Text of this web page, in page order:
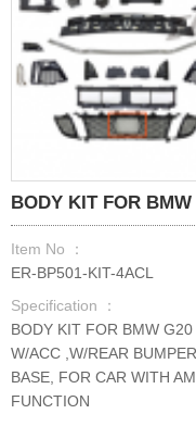
BODY KIT FOR
Item No ：
ER-BP501-KIT-4ACL
Specification ：
BODY KIT FOR BMW
W/ACC ,W/REAR
BASE, FOR CAR WITH
FUNCTION